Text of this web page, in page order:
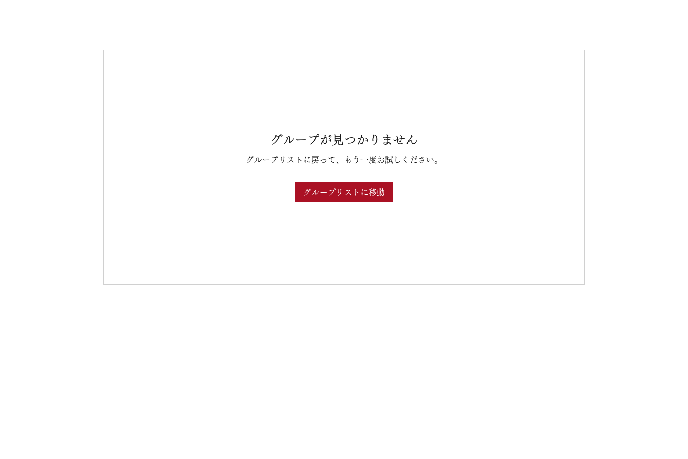
グループが見つかりません
グループリストに戻って、もう一度お試しください。
グループリストに移動